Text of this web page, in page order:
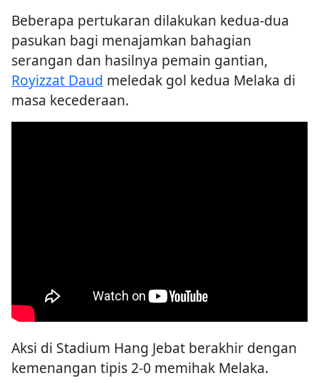
Beberapa pertukaran dilakukan kedua-dua
pasukan bagi menajamkan bahagian
serangan dan hasilnya pemain gantian,
Royizzat Daud meledak gol kedua Melaka di
masa kecederaan.
Aksi di Stadium Hang Jebat berakhir dengan
kemenangan tipis 2-0 memihak Melaka.